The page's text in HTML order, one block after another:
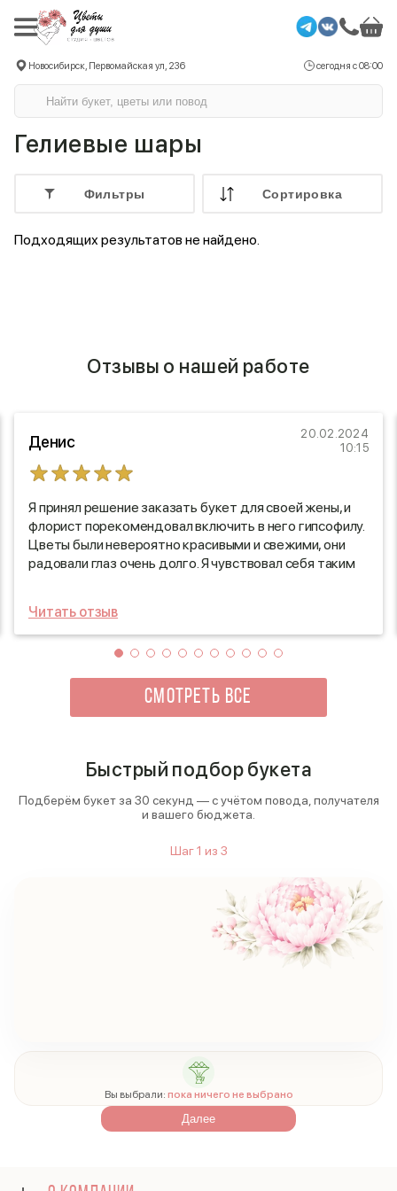
Новосибирск, Первомайская ул, 236 сегодня с 08:00
Гелиевые шары
Фильтры Cортировка
Подходящих результатов не найдено.
Отзывы о нашей работе
Денис
20.02.2024
10:15
Я принял решение заказать букет для своей жены, и
флорист порекомендовал включить в него гипсофилу.
Цветы были невероятно красивыми и свежими, они
радовали глаз очень долго. Я чувствовал себя таким
флористу за отличный выбор!
Читать отзыв
СМОТРЕТЬ ВСЕ
Быстрый подбор букета
Подберём букет за 30 секунд — с учётом повода, получателя
и вашего бюджета.
Шаг1 из 3
Вы выбрали: пока ничего не выбрано
Далее